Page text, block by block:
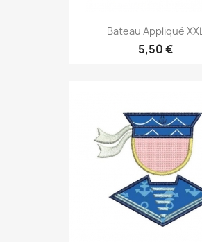
Bateau Appliqué XXL
5,50 €